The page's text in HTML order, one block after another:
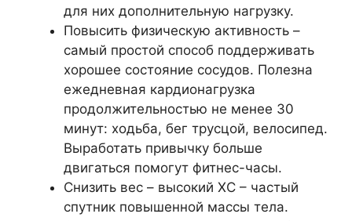
для них дополнительную нагрузку.
Повысить физическую активность –
самый простой способ поддерживать
хорошее состояние сосудов. Полезна
ежедневная кардионагрузка
продолжительностью не менее 30
минут: ходьба, бег трусцой, велосипед.
Выработать привычку больше
двигаться помогут фитнес-часы.
Снизить вес – высокий ХС – частый
спутник повышенной массы тела.